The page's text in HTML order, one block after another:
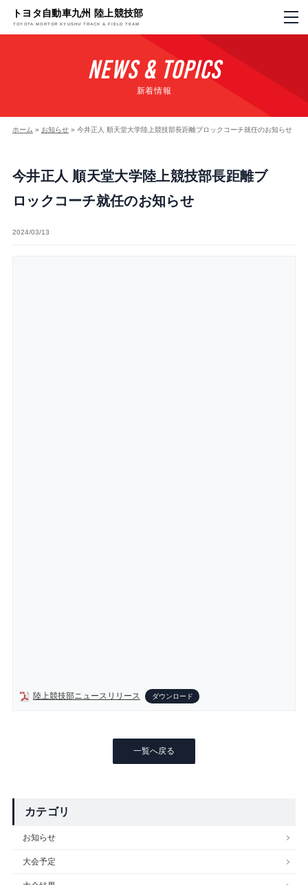
トヨタ自動車九州 陸上競技部
TOYOTA MORTOR KYUSHU TRACK & FIELD TEAM
NEWS & TOPICS
新着情報
ホーム » お知らせ» 今井正人 順天堂大学陸上競技部長距離ブロックコーチ就任のお知らせ
今井正人 順天堂大学陸上競技部長距離ブ
ロックコーチ就任のお知らせ
2024/03/13
陸上競技部ニュースリリース ダウンロード
一覧へ戻る
カテゴリ
お知らせ
大会予定